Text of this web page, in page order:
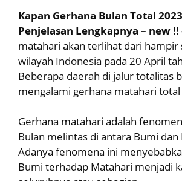
Kapan Gerhana Bulan Total
Penjelasan Lengkapnya – new !!
matahari akan terlihat dari hampir
wilayah Indonesia pada 20 April
Beberapa daerah di jalur totalitas
mengalami gerhana matahari total
Gerhana matahari adalah
Bulan melintas di antara Bumi dan
Adanya fenomena ini
Bumi terhadap Matahari menjadi